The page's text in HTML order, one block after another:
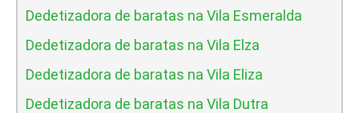
Dedetizadora de baratas na Vila Esmeralda
Dedetizadora de baratas na Vila Elza
Dedetizadora de baratas na Vila Eliza
Dedetizadora de baratas na Vila Dutra